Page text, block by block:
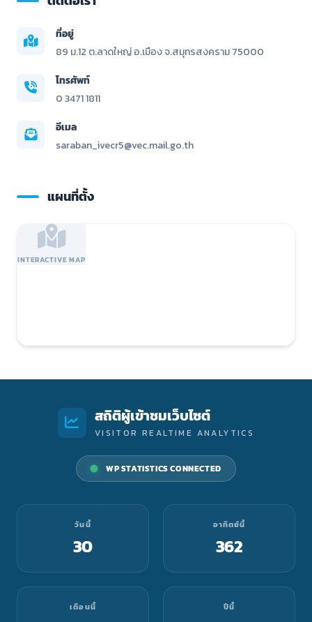
ที่อยู่
89 ม.12 ต.ลาดใหญ่ อ.เมือง จ.สมุทรสงคราม 75000
โทรศัพท์
0 3471 1811
อีเมล
saraban_ivecr5@vec.mail.go.th
แผนที่ตั้ง
INTERACTIVE MAP
สถิติผู้เข้าชมเว็บไซต์
VISITOR REALTIME ANALYTICS
WP STATISTICS CONNECTED
วันนี้
30
อาทิตย์นี้
362
เดือนนี้ ปีนี้